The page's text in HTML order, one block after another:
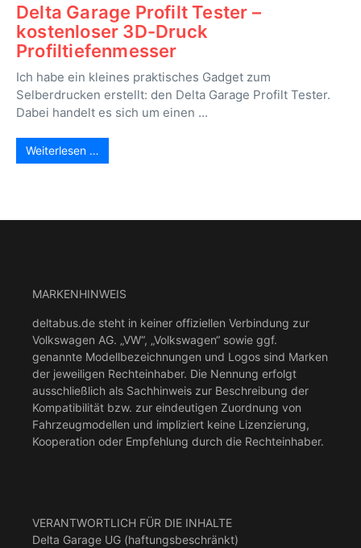
Delta Garage Profilt Tester –
kostenloser 3D-Druck
Profiltiefenmesser
Ich habe ein kleines praktisches Gadget zum
Selberdrucken erstellt: den Delta Garage Profilt Tester.
Dabei handelt es sich um einen ...
Weiterlesen …
MARKENHINWEIS
deltabus.de steht in keiner offiziellen Verbindung zur
Volkswagen AG. „VW“, „Volkswagen“ sowie ggf.
genannte Modellbezeichnungen und Logos sind Marken
der jeweiligen Rechteinhaber. Die Nennung erfolgt
ausschließlich als Sachhinweis zur Beschreibung der
Kompatibilität bzw. zur eindeutigen Zuordnung von
Fahrzeugmodellen und impliziert keine Lizenzierung,
Kooperation oder Empfehlung durch die Rechteinhaber.
VERANTWORTLICH FÜR DIE INHALTE
Delta Garage UG (haftungsbeschränkt)